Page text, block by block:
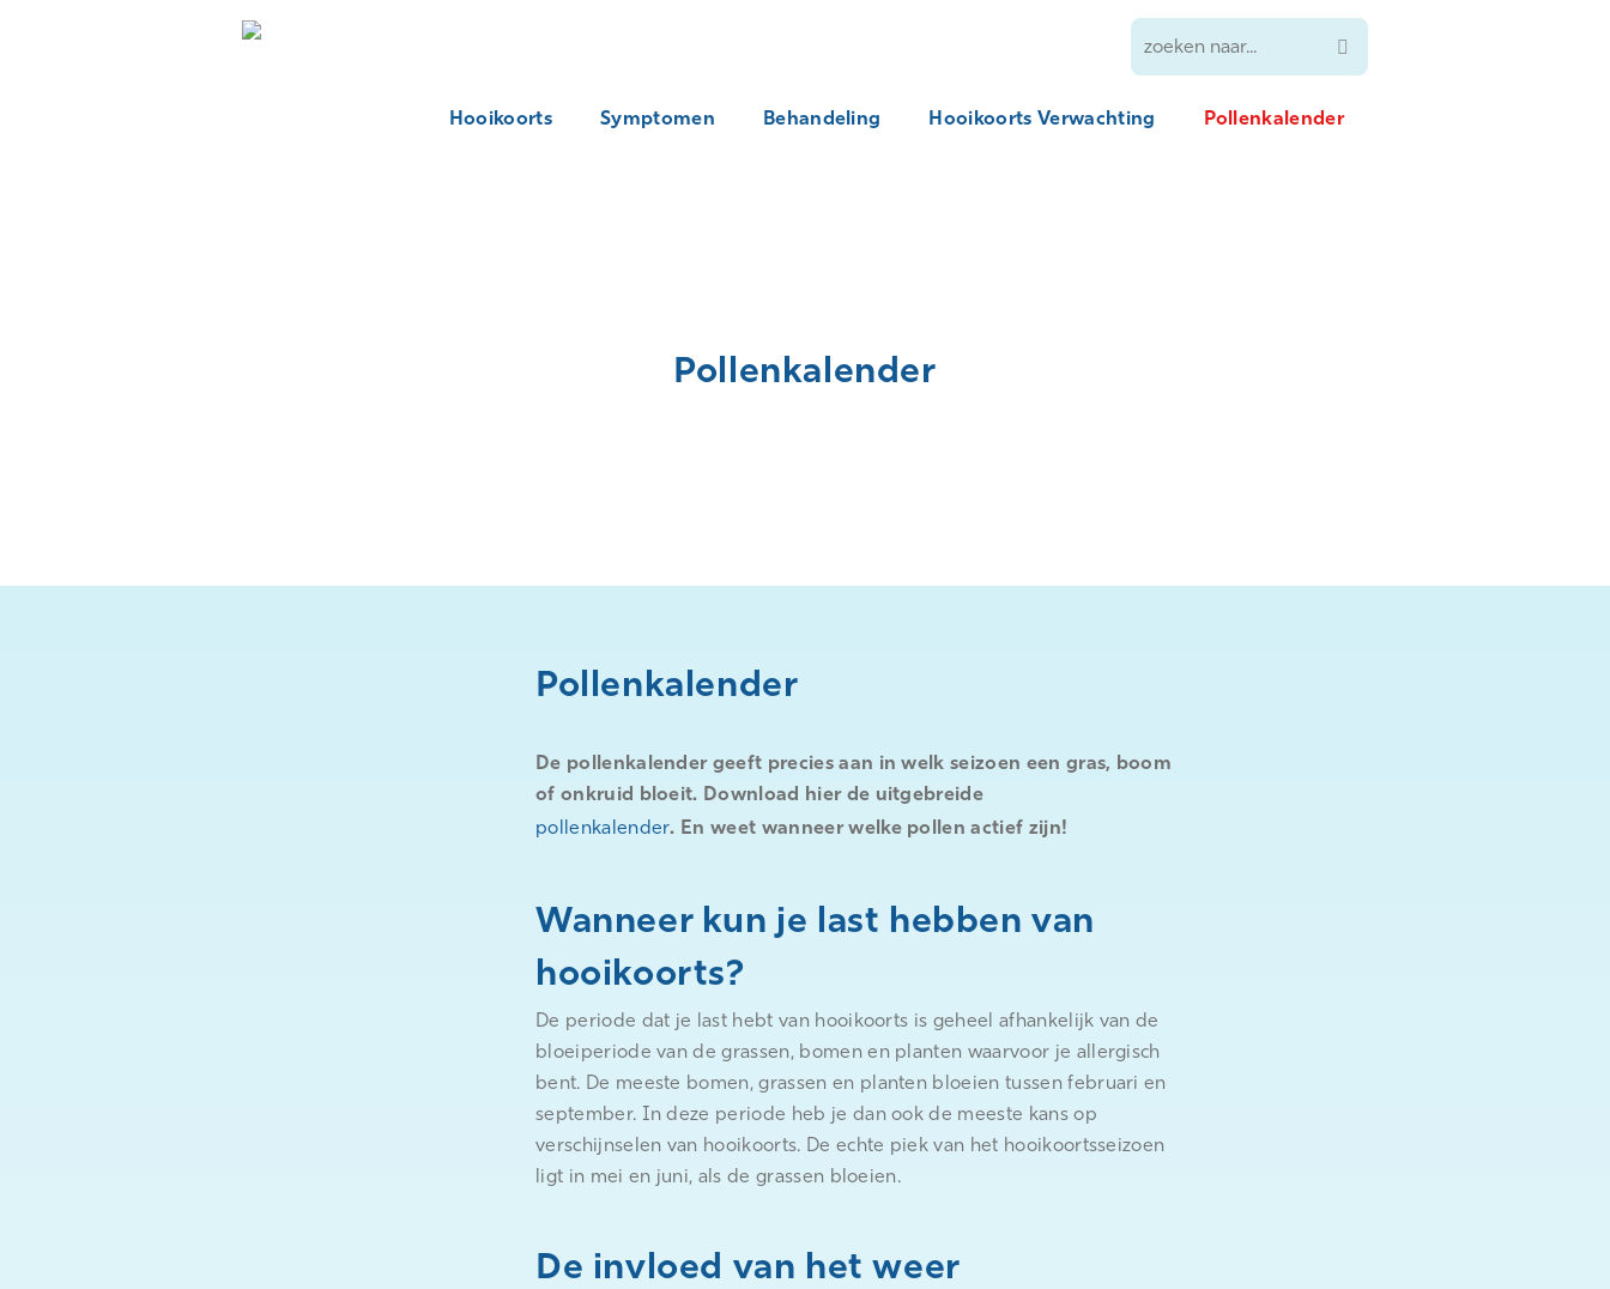
Hooikoorts Symptomen Behandeling Hooikoorts Verwachting Pollenkalender
Pollenkalender
Pollenkalender
De pollenkalender geeft precies aan in welk seizoen een gras, boom
of onkruid bloeit. Download hier de uitgebreide
pollenkalender. En weet wanneer welke pollen actief zijn!
Wanneer kun je last hebben van
hooikoorts?
De periode dat je last hebt van hooikoorts is geheel afhankelijk van de
bloeiperiode van de grassen, bomen en planten waarvoor je allergisch
bent. De meeste bomen, grassen en planten bloeien tussen februari en
september. In deze periode heb je dan ook de meeste kans op
verschijnselen van hooikoorts. De echte piek van het hooikoortsseizoen
ligt in mei en juni, als de grassen bloeien.
De invloed van het weer